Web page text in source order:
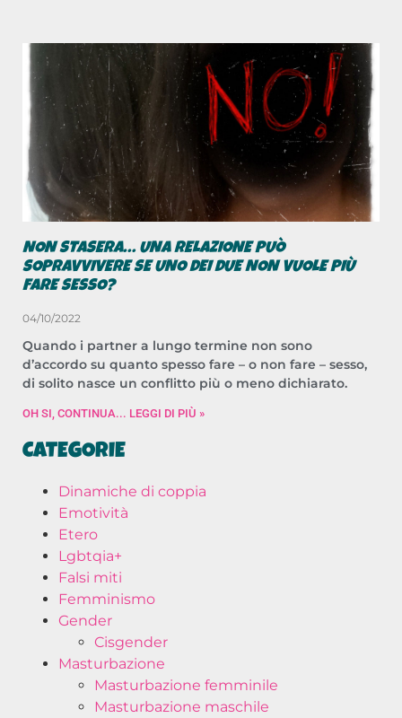
NON STASERA… UNA RELAZIONE PUÒ
SOPRAVVIVERE SE UNO DEI DUE NON VUOLE PIÙ
FARE SESSO?
04/10/2022
Quando i partner a lungo termine non sono
d’accordo su quanto spesso fare – o non fare – sesso,
di solito nasce un conflitto più o meno dichiarato.
OH SI, CONTINUA... LEGGI DI PIÙ »
CATEGORIE
Dinamiche di coppia
Emotività
Etero
Lgbtqia+
Falsi miti
Femminismo
Gender
Cisgender
Masturbazione
Masturbazione femminile
Masturbazione maschile